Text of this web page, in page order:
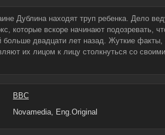
Дублина находят труп ребенка. Дело
которые вскоре начинают подозревать,
больше двадцати лет назад. Жуткие
их лицом к лицу столкнуться со
BBC
Novamedia, Eng.Original